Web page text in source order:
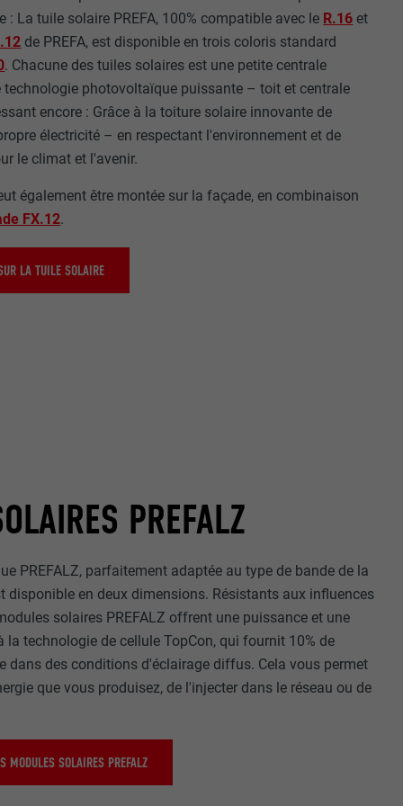
: La tuile solaire PREFA, 100% compatible avec le R.16 et
de PREFA, est disponible en trois coloris standard
. Chacune des tuiles solaires est une petite centrale
technologie photovoltaïque puissante – toit et centrale
encore : Grâce à la toiture solaire innovante de
électricité – en respectant l'environnement et de
le climat et l'avenir.
également être montée sur la façade, en combinaison
FX.12.
LA TUILE SOLAIRE
PREFALZ
PREFALZ, parfaitement adaptée au type de bande de la
disponible en deux dimensions. Résistants aux influences
solaires PREFALZ offrent une puissance et une
la technologie de cellule TopCon, qui fournit 10% de
dans des conditions d'éclairage diffus. Cela vous permet
que vous produisez, de l'injecter dans le réseau ou de
MODULES SOLAIRES PREFALZ
les
qui
le
cookies. Ne
les
cela les
des
« Suivez-